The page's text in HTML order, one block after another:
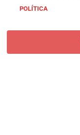
POLÍTICA